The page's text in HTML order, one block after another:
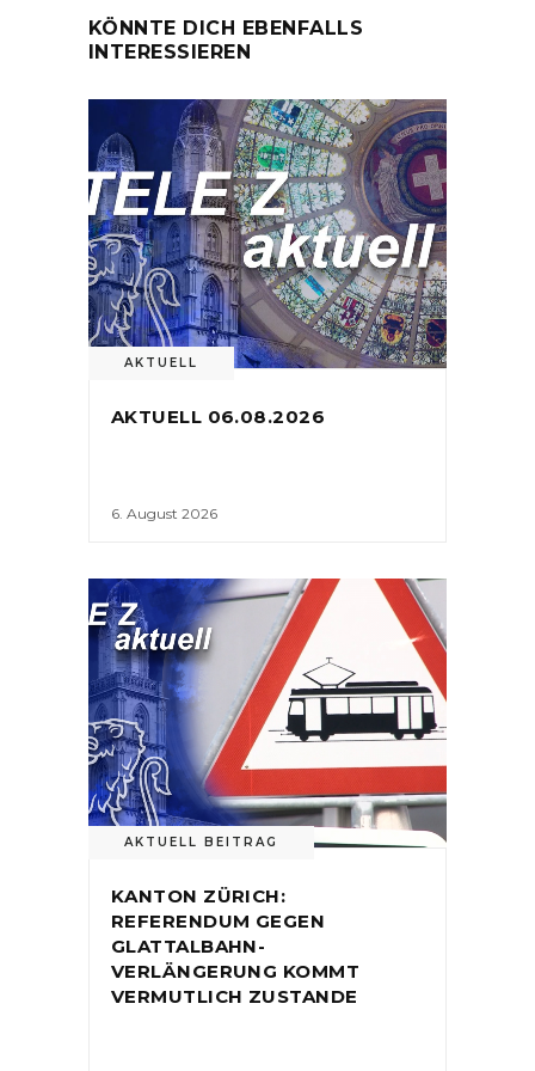
KÖNNTE DICH EBENFALLS
INTERESSIEREN
AKTUELL
AKTUELL 06.08.2026
6. August 2026
AKTUELL BEITRAG
KANTON ZÜRICH:
REFERENDUM GEGEN
GLATTALBAHN-
VERLÄNGERUNG KOMMT
VERMUTLICH ZUSTANDE